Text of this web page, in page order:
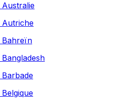
Australie
Autriche
Bahreïn
Bangladesh
Barbade
Belgique